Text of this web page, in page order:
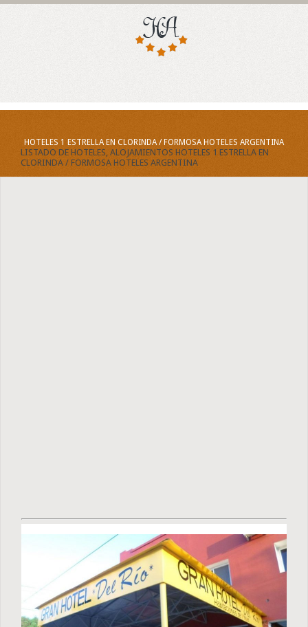
HOTELES 1 ESTRELLA EN CLORINDA / FORMOSA HOTELES ARGENTINA
LISTADO DE HOTELES, ALOJAMIENTOS HOTELES 1 ESTRELLA EN
CLORINDA / FORMOSA HOTELES ARGENTINA